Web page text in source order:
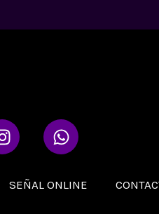
I
n
W
h
t
SEÑAL ONLINE